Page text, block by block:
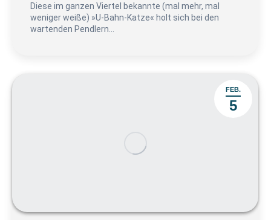
Diese im ganzen Viertel bekannte (mal mehr, mal
weniger weiße) »U-Bahn-Katze« holt sich bei den
wartenden Pendlern…
FEB.
5